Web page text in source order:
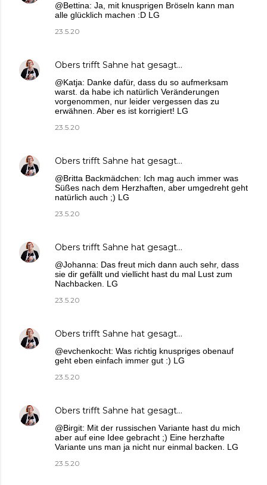
@Bettina: Ja, mit knusprigen Bröseln kann man
alle glücklich machen :D LG
23.5.20
Obers trifft Sahne hat gesagt…
@Katja: Danke dafür, dass du so aufmerksam
warst. da habe ich natürlich Veränderungen
vorgenommen, nur leider vergessen das zu
erwähnen. Aber es ist korrigiert! LG
23.5.20
Obers trifft Sahne hat gesagt…
@Britta Backmädchen: Ich mag auch immer was
Süßes nach dem Herzhaften, aber umgedreht geht
natürlich auch ;) LG
23.5.20
Obers trifft Sahne hat gesagt…
@Johanna: Das freut mich dann auch sehr, dass
sie dir gefällt und viellicht hast du mal Lust zum
Nachbacken. LG
23.5.20
Obers trifft Sahne hat gesagt…
@evchenkocht: Was richtig knuspriges obenauf
geht eben einfach immer gut :) LG
23.5.20
Obers trifft Sahne hat gesagt…
@Birgit: Mit der russischen Variante hast du mich
aber auf eine Idee gebracht ;) Eine herzhafte
Variante uns man ja nicht nur einmal backen. LG
23.5.20